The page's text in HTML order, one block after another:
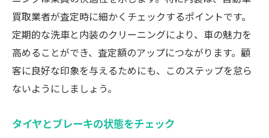
買取業者が査定時に細かくチェックするポイントです。
定期的な洗車と内装のクリーニングにより、車の魅力を
高めることができ、査定額のアップにつながります。顧
客に良好な印象を与えるためにも、このステップを怠ら
ないようにしましょう。
タイヤとブレーキの状態をチェック